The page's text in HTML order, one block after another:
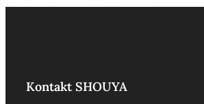
Kontakt SHOUYA